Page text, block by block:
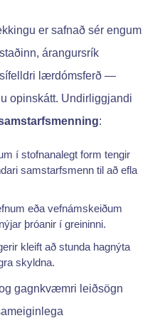
er safnað sér engum
árangursrík
sífelldri lærdómsferð —
opinskátt. Undirliggjandi
:
í stofnanalegt form tengir
samstarfsmenn til að efla
eða vefnámskeiðum
þróanir í greininni.
kleift að stunda hagnýta
skyldna.
gagnkvæmri leiðsögn